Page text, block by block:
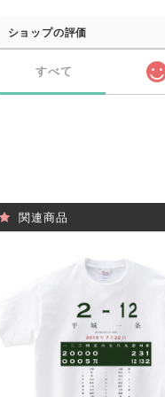
ショップの評価
すべて
関連商品